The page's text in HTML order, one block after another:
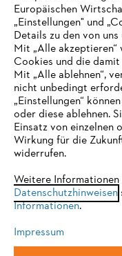
Unternehmen
Online Shop
Service
Allgemeine
Impressum
IHR
eine optimale Nutzung
einem der folgenden
Firefox
Europäischen
„Einstellungen" und
Details zu den von
Mit „Alle
Cookies und die
Mit „Alle ablehnen“,
nicht unbedingt
„Einstellungen“
oder diese ablehnen.
Einsatz von einzelnen
Wirkung für die
widerrufen.
Weitere
Datenschutzhinweisen
Informationen.
Impressum